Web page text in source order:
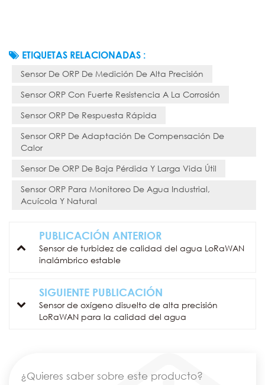
ETIQUETAS RELACIONADAS :
Sensor De ORP De Medición De Alta Precisión
Sensor ORP Con Fuerte Resistencia A La Corrosión
Sensor ORP De Respuesta Rápida
Sensor ORP De Adaptación De Compensación De
Calor
Sensor De ORP De Baja Pérdida Y Larga Vida Útil
Sensor ORP Para Monitoreo De Agua Industrial,
Acuícola Y Natural
PUBLICACIÓN ANTERIOR
Sensor de turbidez de calidad del agua LoRaWAN
inalámbrico estable
SIGUIENTE PUBLICACIÓN
Sensor de oxígeno disuelto de alta precisión
LoRaWAN para la calidad del agua
¿Quieres saber sobre este producto?